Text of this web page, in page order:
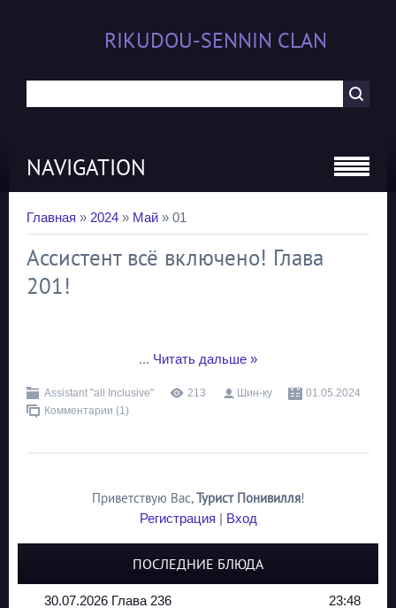
RIKUDOU-SENNIN CLAN
NAVIGATION
Главная » 2024 » Май » 01
Ассистент всё включено! Глава
201!
... Читать дальше »
Assistant "all Inclusive" 213 Шин-ку
01.05.2024
Комментарии (1)
Приветствую Вас,Турист Понивилля!
Регистрация | Вход
ПОСЛЕДНИЕ БЛЮДА
30.07.2026 Глава 236
23:48